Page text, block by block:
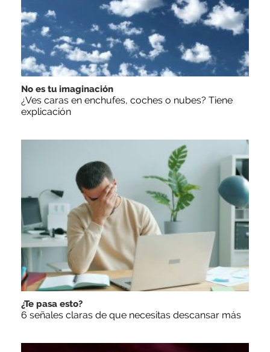
No es tu imaginación
¿Ves caras en enchufes, coches o nubes? Tiene
explicación
¿Te pasa esto?
6 señales claras de que necesitas descansar más